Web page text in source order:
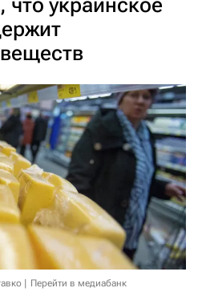
что украинское
Перейти в медиабанк